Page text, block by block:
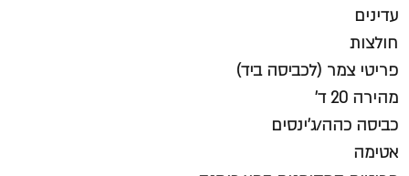
עדינים
חולצות
פריטי צמר (לכביסה ביד)
מהירה 20 ד'
כביסה כהה/ג'ינסים
אטימה